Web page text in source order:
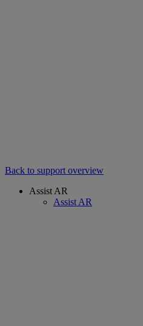
Back to support overview
Assist AR
Assist AR